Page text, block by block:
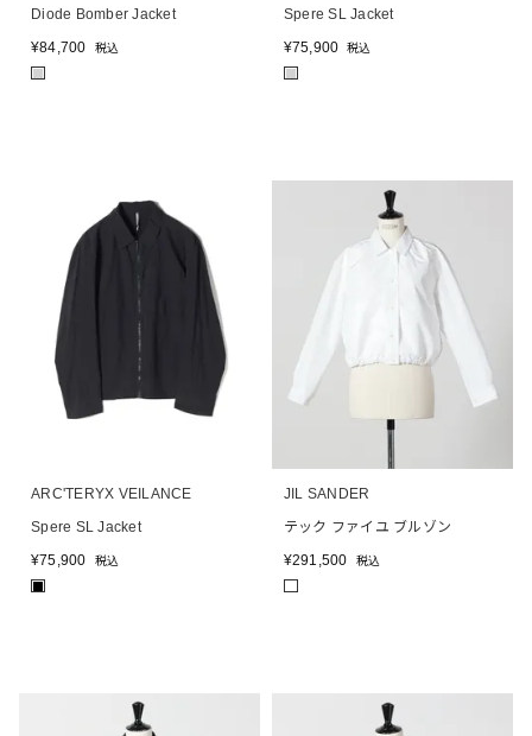
Diode Bomber Jacket
¥84,700 税込
■
Spere SL Jacket
¥75,900 税込
■
ARC'TERYX VEILANCE
Spere SL Jacket
¥75,900 税込
■
JIL SANDER
テック ファイユ ブルゾン
¥291,500 税込